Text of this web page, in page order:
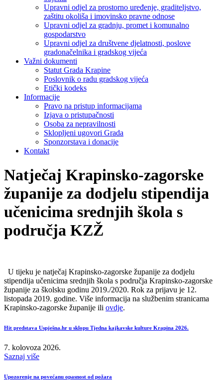
Upravni odjel za prostorno uređenje, graditeljstvo,
zaštitu okoliša i imovinsko pravne odnose
Upravni odjel za gradnju, promet i komunalno
gospodarstvo
Upravni odjel za društvene djelatnosti, poslove
gradonačelnika i gradskog vijeća
Važni dokumenti
Statut Grada Krapine
Poslovnik o radu gradskog vijeća
Etički kodeks
Informacije
Pravo na pristup informacijama
Izjava o pristupačnosti
Osoba za nepravilnosti
Sklopljeni ugovori Grada
Sponzorstava i donacije
Kontakt
Natječaj Krapinsko-zagorske
županije za dodjelu stipendija
učenicima srednjih škola s
područja KZŽ
U tijeku je natječaj Krapinsko-zagorske županije za dodjelu
stipendija učenicima srednjih škola s područja Krapinsko-zagorske
županije za školsku godinu 2019./2020. Rok za prijavu je 12.
listopada 2019. godine. Više informacija na službenim stranicama
Krapinsko-zagorske županije ili ovdje.
Hit predstava Uspješna.hr u sklopu Tjedna kajkavske kulture Krapina 2026.
7. kolovoza 2026.
Saznaj više
Upozorenje na povećanu opasnost od požara